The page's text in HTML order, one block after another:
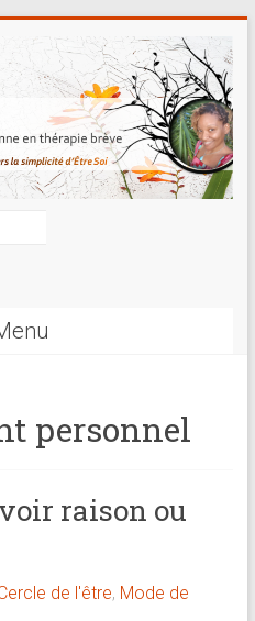
personnel
raison ou
de l'être, Mode de